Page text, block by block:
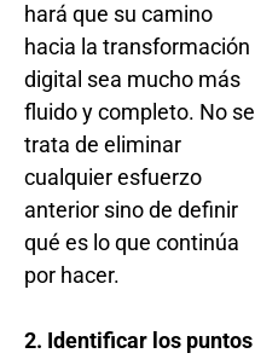
hará que su camino
hacia la transformación
digital sea mucho más
fluido y completo. No se
trata de eliminar
cualquier esfuerzo
anterior sino de definir
qué es lo que continúa
por hacer.
2. Identificar los puntos